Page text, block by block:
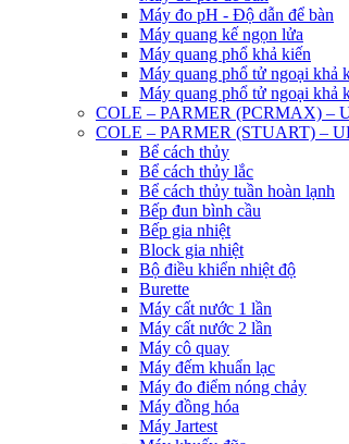
Máy đo pH - Độ dẫn để bàn
Máy quang kế ngọn lửa
Máy quang phổ khả kiến
Máy quang phổ tử ngoại khả
Máy quang phổ tử ngoại khả
COLE – PARMER (PCRMAX) –
COLE – PARMER (STUART) –
Bể cách thủy
Bể cách thủy lắc
Bể cách thủy tuần hoàn lạnh
Bếp đun bình cầu
Bếp gia nhiệt
Block gia nhiệt
Bộ điều khiển nhiệt độ
Burette
Máy cất nước 1 lần
Máy cất nước 2 lần
Máy cô quay
Máy đếm khuẩn lạc
Máy đo điểm nóng chảy
Máy đồng hóa
Máy Jartest